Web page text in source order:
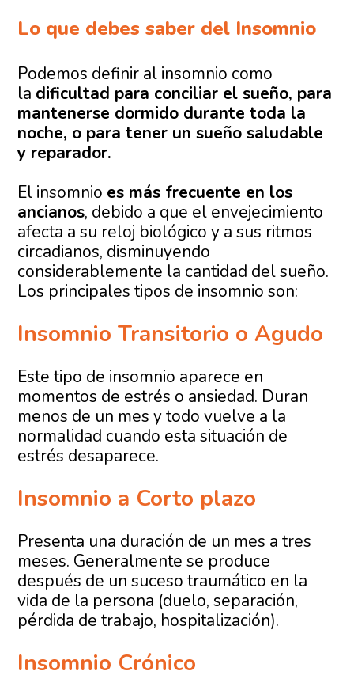
Lo que debes saber del Insomnio
Podemos definir al insomnio como
la dificultad para conciliar el sueño, para
mantenerse dormido durante toda la
noche, o para tener un sueño saludable
y reparador.
El insomnio es más frecuente en los
ancianos, debido a que el envejecimiento
afecta a su reloj biológico y a sus ritmos
circadianos, disminuyendo
considerablemente la cantidad del sueño.
Los principales tipos de insomnio son:
Insomnio Transitorio o Agudo
Este tipo de insomnio aparece en
momentos de estrés o ansiedad. Duran
menos de un mes y todo vuelve a la
normalidad cuando esta situación de
estrés desaparece.
Insomnio a Corto plazo
Presenta una duración de un mes a tres
meses. Generalmente se produce
después de un suceso traumático en la
vida de la persona (duelo, separación,
pérdida de trabajo, hospitalización).
Insomnio Crónico